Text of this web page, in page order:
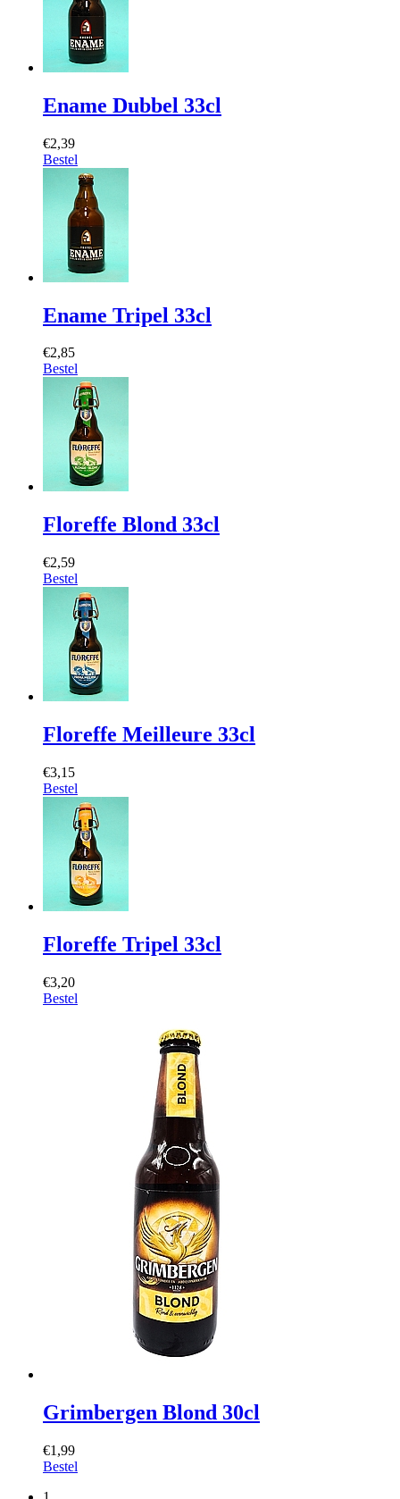
Ename Dubbel 33cl
€2,39
Bestel
Ename Tripel 33cl
€2,85
Bestel
Floreffe Blond 33cl
€2,59
Bestel
Floreffe Meilleure 33cl
€3,15
Bestel
Floreffe Tripel 33cl
€3,20
Bestel
Grimbergen Blond 30cl
€1,99
Bestel